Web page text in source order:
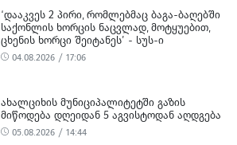
‘ᲓᲐᲐᲙᲕᲔᲡ 2 ᲞᲘᲠᲘ, ᲠᲝᲛᲚᲔᲑᲛᲐᲪ ᲑᲐᲒᲐ-ᲑᲐᲦᲔᲑᲨᲘ
ᲡᲐᲥᲝᲜᲚᲘᲡ ᲮᲝᲠᲪᲘᲡ ᲜᲐᲪᲕᲚᲐᲓ, ᲛᲝᲢᲧᲣᲔᲑᲘᲗ,
ᲪᲮᲔᲜᲘᲡ ᲮᲝᲠᲪᲘ ᲨᲔᲘᲢᲐᲜᲔᲡ’ - ᲡᲣᲡ-Ი
04.08.2026 / 17:06
ᲐᲮᲐᲚᲪᲘᲮᲘᲡ ᲛᲣᲜᲘᲪᲘᲞᲐᲚᲘᲢᲔᲢᲨᲘ ᲒᲐᲖᲘᲡ
ᲛᲘᲬᲝᲓᲔᲑᲐ ᲓᲦᲔᲘᲓᲐᲜ 5 ᲐᲒᲕᲘᲡᲢᲝᲓᲐᲜ ᲐᲦᲓᲒᲔᲑᲐ
05.08.2026 / 14:44